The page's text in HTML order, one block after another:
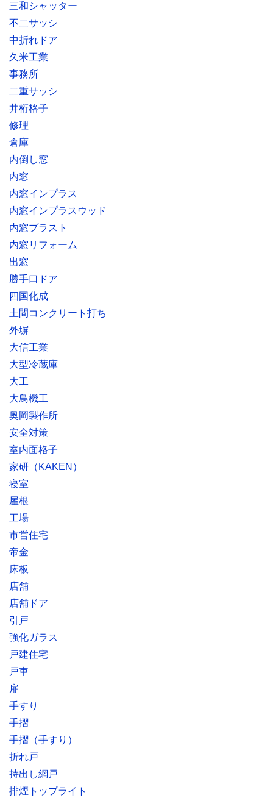
三和シャッター
不二サッシ
中折れドア
久米工業
事務所
二重サッシ
井桁格子
修理
倉庫
内倒し窓
内窓
内窓インプラス
内窓インプラスウッド
内窓プラスト
内窓リフォーム
出窓
勝手口ドア
四国化成
土間コンクリート打ち
外塀
大信工業
大型冷蔵庫
大工
大鳥機工
奥岡製作所
安全対策
室内面格子
家研（KAKEN）
寝室
屋根
工場
市営住宅
帝金
床板
店舗
店舗ドア
引戸
強化ガラス
戸建住宅
戸車
扉
手すり
手摺
手摺（手すり）
折れ戸
持出し網戸
排煙トップライト